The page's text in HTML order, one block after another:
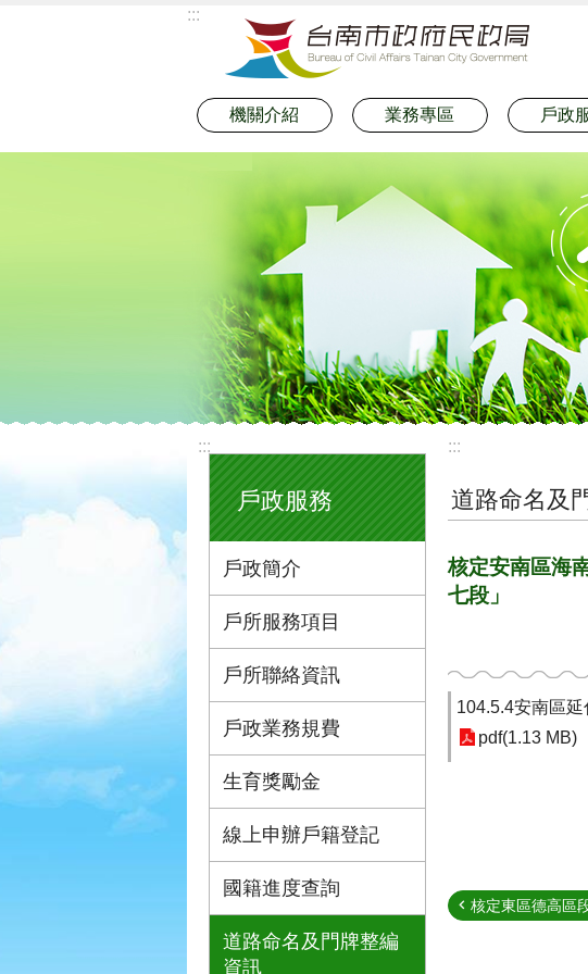
:::
機關介紹 業務專區 戶政
:::
戶政服務
戶政簡介
戶所服務項目
戶所聯絡資訊
戶政業務規費
生育獎勵金
線上申辦戶籍登記
國籍進度查詢
道路命名及門牌整編
資訊
:::
道路命名及
核定安南區海
七段」
104.5.4安南區延
pdf(1.13 MB)
核定東區德高區